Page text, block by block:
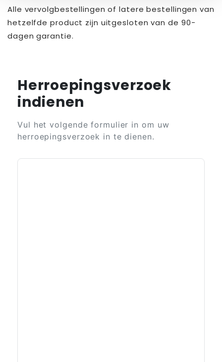
Alle vervolgbestellingen of latere bestellingen van
hetzelfde product zijn uitgesloten van de 90-
dagen garantie.
Herroepingsverzoek
indienen
Vul het volgende formulier in om uw
herroepingsverzoek in te dienen.